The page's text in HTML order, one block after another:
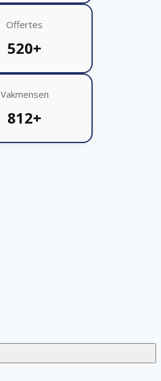
Offertes
520+
Vakmensen
812+